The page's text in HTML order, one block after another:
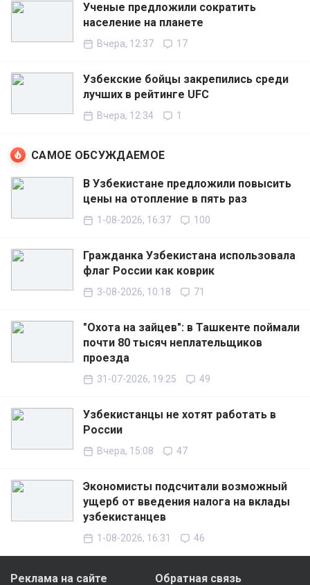
Ученые предложили сократить
население на планете
Вчера, 12:37 17
Узбекские бойцы закрепились среди
лучших в рейтинге UFC
Вчера, 12:34 1
САМОЕ ОБСУЖДАЕМОЕ
В Узбекистане предложили повысить
цены на отопление в пять раз
1-08-2026, 16:37 100
Гражданка Узбекистана использовала
флаг России как коврик
3-08-2026, 10:18 71
"Охота на зайцев": в Ташкенте поймали
почти 80 тысяч неплательщиков
проезда
31-07-2026, 19:25 49
Узбекистанцы не хотят работать в
России
Вчера, 15:08 47
Экономисты подсчитали возможный
ущерб от введения налога на вклады
узбекистанцев
1-08-2026, 16:31 46
Реклама на сайте Обратная связь